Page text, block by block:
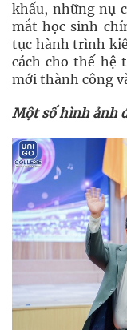
khấu, những nụ
mắt học sinh
tục hành trình
cách cho thế hệ
mới thành công
Một số hình ảnh